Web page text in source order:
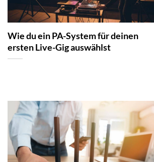
Wie du ein PA-System für deinen
ersten Live-Gig auswählst